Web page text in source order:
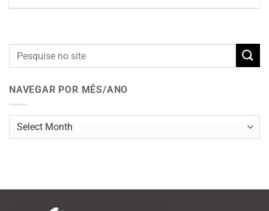
NAVEGAR POR MÊS/ANO
Navegar